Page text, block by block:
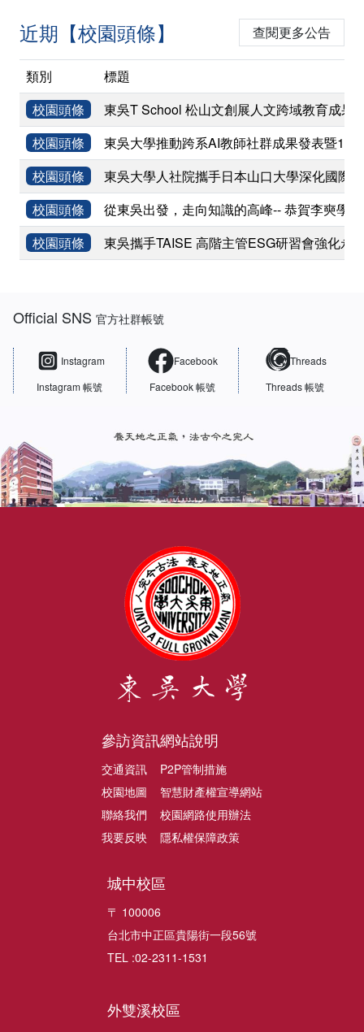
近期【校園頭條】 查閱更多公告
類別
標題
校園頭條
東吳T School 松山文創展人文跨域教育成果
校園頭條
東吳大學推動跨系AI教師社群成果發表暨
校園頭條
東吳大學人社院攜手日本山口大學深化國際
校園頭條
從東吳出發，走向知識的高峰-- 恭賀李奭學
校園頭條
東吳攜手TAISE 高階主管ESG研習會強化永
Official SNS官方社群帳號
Instagram
Instagram 帳號
Facebook
Facebook 帳號
Threads
Threads 帳號
參訪資訊
交通資訊
校園地圖
聯絡我們
我要反映
網站說明
P2P管制措施
智慧財產權宣導網站
校園網路使用辦法
隱私權保障政策
城中校區
〒 100006
台北市中正區貴陽街一段56號
TEL :02-2311-1531
外雙溪校區